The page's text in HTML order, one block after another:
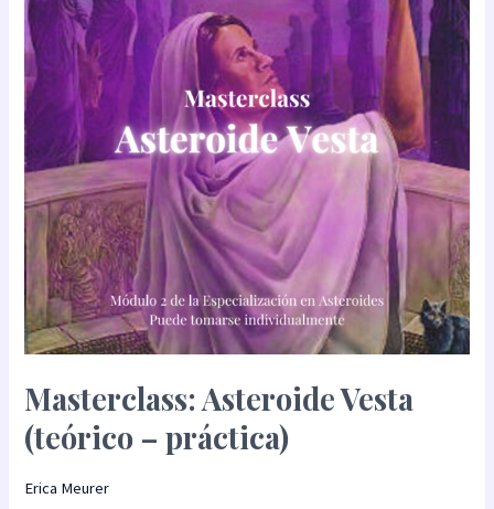
Masterclass: Asteroide Vesta
(teórico – práctica)
Erica Meurer
(teórico
–
práctica)